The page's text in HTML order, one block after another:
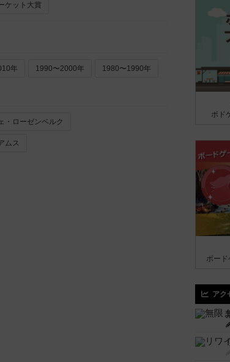
ケット大賞
年 1990〜2000年 1980〜1990年
・ローゼンベルク
ムス
ボド
ボー
アク